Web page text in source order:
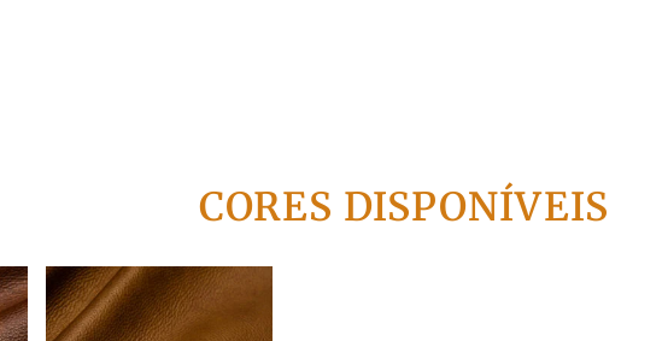
CORES DISPONÍVEIS